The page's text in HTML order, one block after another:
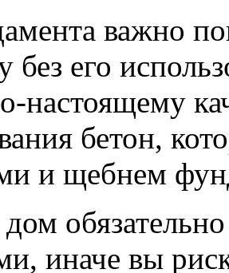
важно
без его
настоящему
бетон,
и щебнем
иначе вы